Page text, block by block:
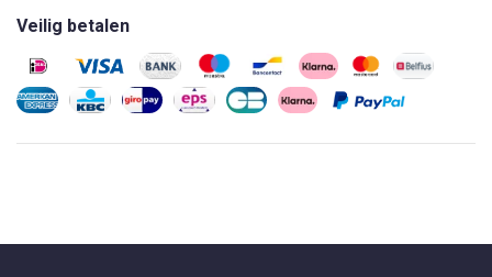
Veilig betalen